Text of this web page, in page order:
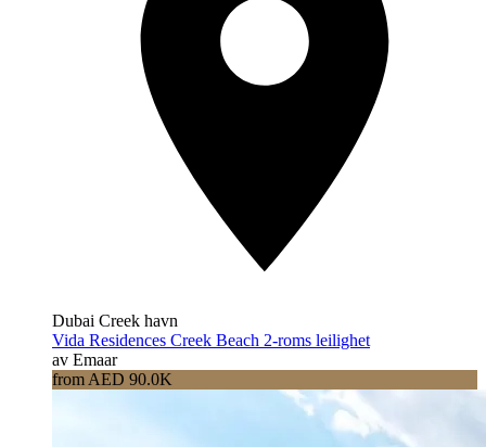
Dubai Creek havn
Vida Residences Creek Beach 2-roms leilighet
av Emaar
from AED 90.0K